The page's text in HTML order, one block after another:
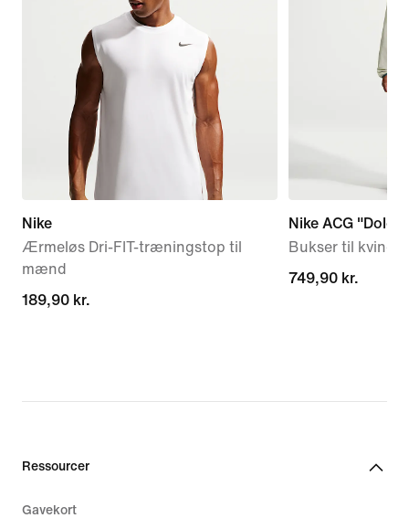
Nike
Ærmeløs Dri-FIT-træningstop til
mænd
189,90 kr.
189,90 kr.
Nike ACG
Bukser til kvinder
749,90 kr.
749,90 kr.
Ressourcer
Gavekort